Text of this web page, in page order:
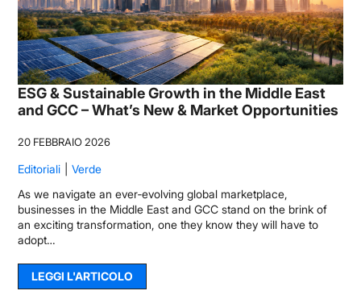
ESG & Sustainable Growth in the Middle East
and GCC – What’s New & Market Opportunities
20 FEBBRAIO 2026
Editoriali
Verde
As we navigate an ever‑evolving global marketplace,
businesses in the Middle East and GCC stand on the brink of
an exciting transformation, one they know they will have to
adopt…
LEGGI L'ARTICOLO